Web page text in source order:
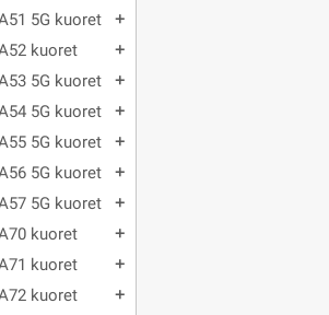
5G kuoret add
kuoret add
5G kuoret add
5G kuoret add
5G kuoret add
5G kuoret add
5G kuoret add
kuoret add
kuoret add
kuoret add